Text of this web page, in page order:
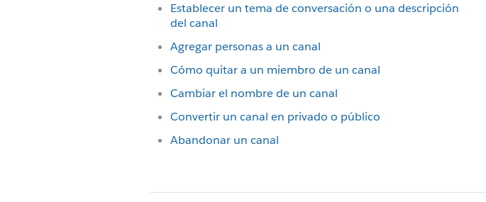
Establecer un tema de conversación o una descripción
del canal
Agregar personas a un canal
Cómo quitar a un miembro de un canal
Cambiar el nombre de un canal
Convertir un canal en privado o público
Abandonar un canal